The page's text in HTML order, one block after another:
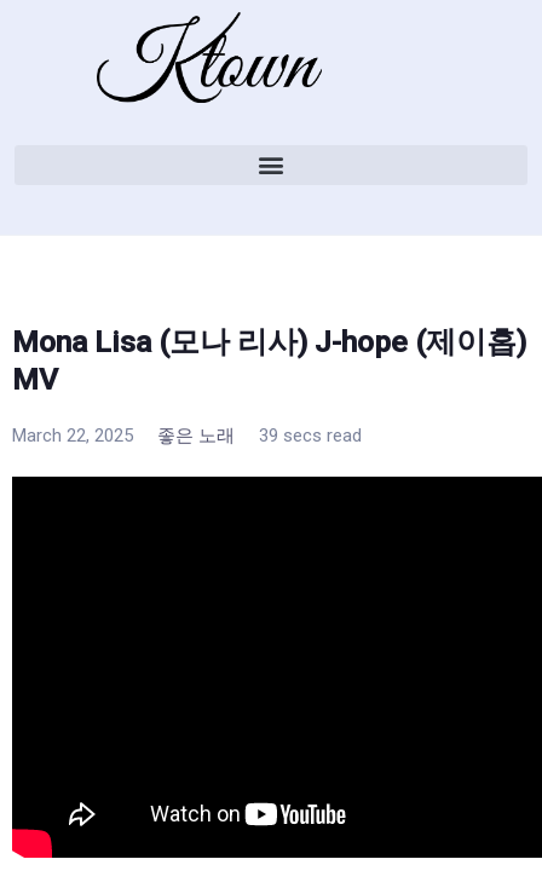
Mona Lisa (모나 리사) J-hope (제이홉)
MV
March 22, 2025 좋은 노래 39 secs read